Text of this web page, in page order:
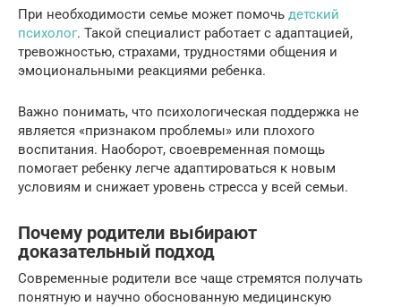
При необходимости семье может помочь детский
психолог. Такой специалист работает с адаптацией,
тревожностью, страхами, трудностями общения и
эмоциональными реакциями ребенка.
Важно понимать, что психологическая поддержка не
является «признаком проблемы» или плохого
воспитания. Наоборот, своевременная помощь
помогает ребенку легче адаптироваться к новым
условиям и снижает уровень стресса у всей семьи.
Почему родители выбирают
доказательный подход
Современные родители все чаще стремятся получать
понятную и научно обоснованную медицинскую